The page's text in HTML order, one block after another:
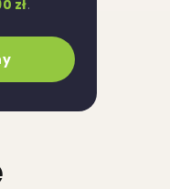
zł.